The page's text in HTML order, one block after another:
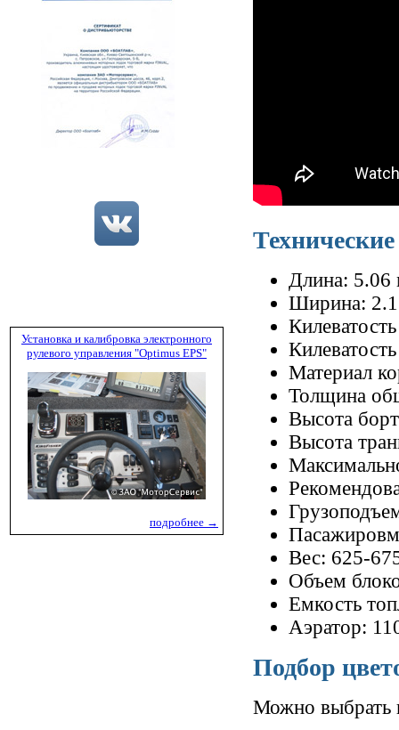
Установка и калибровка электронного
рулевого управления "Optimus EPS"
подробнее →
Длина: 5.06
Ширина:
Материал
Толщина
Высота
Высота
Вес: 625-
Объем
Емкость
Аэратор:
Подбор
Можно выбрать